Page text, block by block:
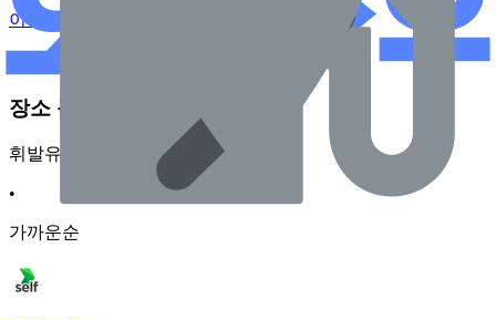
이 주유소의 사장님이신가요?
장소 근처 주유소
휘발유
•
가까운순